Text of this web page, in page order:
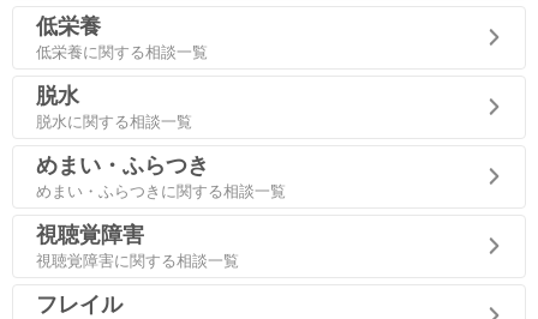
低栄養
低栄養に関する相談一覧
脱水
脱水に関する相談一覧
めまい・ふらつき
めまい・ふらつきに関する相談一覧
視聴覚障害
視聴覚障害に関する相談一覧
フレイル